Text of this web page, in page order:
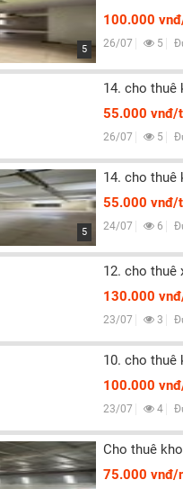
5
100.000
26/07 5
14. cho thuê
55.000 vnđ/
26/07 5
5
14. cho thuê
55.000 vnđ/
24/07 6
12. cho thuê
130.000
23/07 3
10. cho thuê
100.000
23/07 4
Cho thuê
75.000 vnđ/